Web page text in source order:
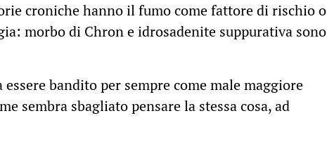
croniche hanno il fumo come fattore di rischio o
morbo di Chron e idrosadenite suppurativa sono
bandito per sempre come male maggiore
sembra sbagliato pensare la stessa cosa, ad